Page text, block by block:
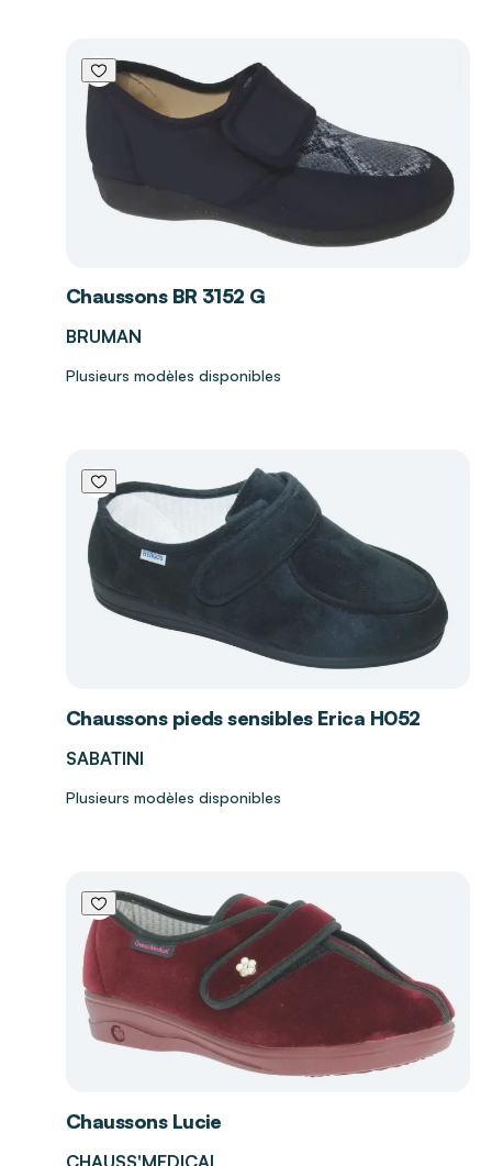
Chaussons BR 3152 G
BRUMAN
Plusieurs modèles disponibles
Chaussons pieds sensibles Erica H052
SABATINI
Plusieurs modèles disponibles
Chaussons Lucie
CHAUSS'MEDICAL